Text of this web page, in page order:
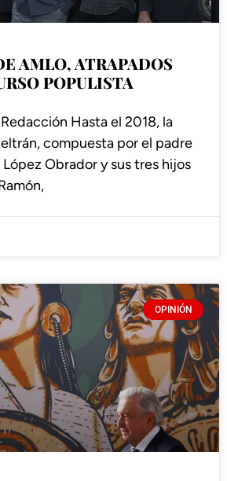
AMLO, ATRAPADOS
POPULISTA
Hasta el 2018, la
compuesta por el padre
Obrador y sus tres hijos
OPINIÓN